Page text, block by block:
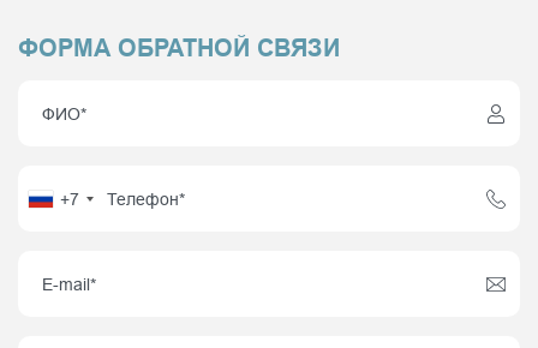
ФОРМА ОБРАТНОЙ СВЯЗИ
+7